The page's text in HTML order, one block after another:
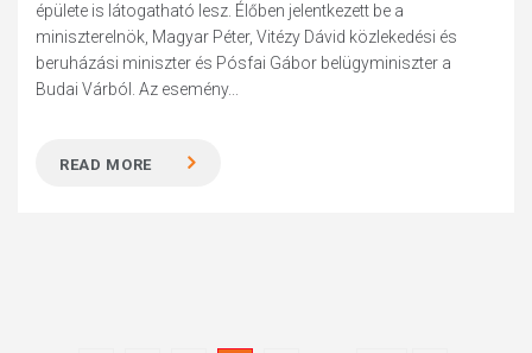
épülete is látogatható lesz. Élőben jelentkezett be a
miniszterelnök, Magyar Péter, Vitézy Dávid közlekedési és
beruházási miniszter és Pósfai Gábor belügyminiszter a
Budai Várból. Az esemény...
READ MORE